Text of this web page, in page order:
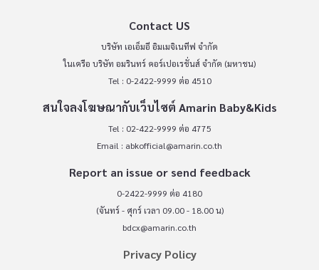
Contact US
บริษัท เอเอ็มอี อิมเมจิเนทีฟ จำกัด
ในเครือ บริษัท อมรินทร์ คอร์เปอเรชั่นส์ จำกัด (มหาชน)
Tel : 0-2422-9999 ต่อ 4510
สนใจลงโฆษณากับเว็บไซต์ Amarin Baby&Kids
Tel : 02-422-9999 ต่อ 4775
Email : abkofficial@amarin.co.th
Report an issue or send feedback
0-2422-9999 ต่อ 4180
(จันทร์ - ศุกร์ เวลา 09.00 - 18.00 น)
bdcx@amarin.co.th
Privacy Policy